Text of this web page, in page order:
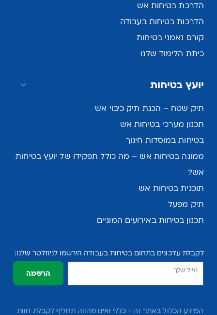
הדרכת בטיחות אש
הדרכות בטיחות בעבודה
קורס נאמני בטיחות
כיתת הלימוד שלנו
יועץ בטיחות
תיק שטח – הכנת תיק כיבוי אש
תכנון מערכי בטיחות אש
בטיחות במוסדות חינוך
ממונה בטיחות אש – מה כולל תפקידו של יועץ בטיחות
אש?
תוכנית בטיחות אש
תיק מפעל
תכנון בטיחות באירועים המוניים
לקבלת עדכונים בתחום בטיחות בעבודה הירשמו לניוזלטר שלנו:
הרשמה
המידע הכלול באתר זה - כללי ואינו מהווה תחליף לקבלת חוות